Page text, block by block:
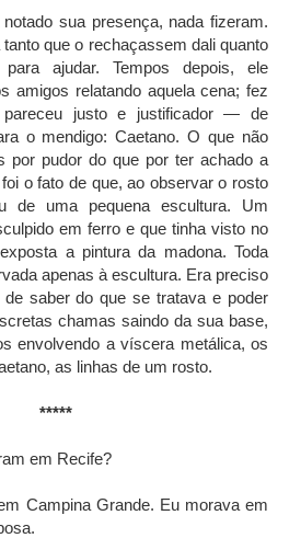
sua presença, nada fizeram.
que o rechaçassem dali quanto
ajudar. Tempos depois, ele
amigos relatando aquela cena; fez
justo e justificador — de
o mendigo: Caetano. O que não
por pudor do que por ter achado a
o fato de que, ao observar o rosto
de uma pequena escultura. Um
em ferro e que tinha visto no
a pintura da madona. Toda
apenas à escultura. Era preciso
saber do que se tratava e poder
chamas saindo da sua base,
envolvendo a víscera metálica, os
as linhas de um rosto.
*****
em Recife?
Campina Grande. Eu morava em